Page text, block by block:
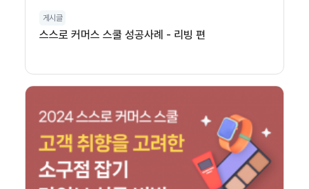
게시글
스스로 커머스 스쿨 성공사례 - 리빙 편